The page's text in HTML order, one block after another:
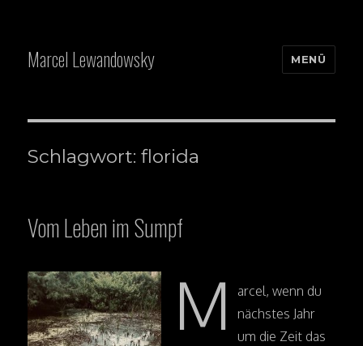
Marcel Lewandowsky MENÜ
Schlagwort: florida
Vom Leben im Sumpf
M
arcel, wenn du
nächstes Jahr
um die Zeit das